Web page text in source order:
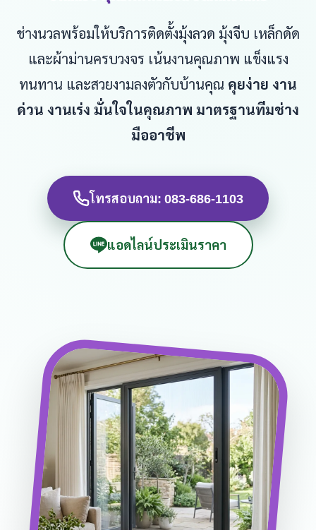
ช่างนวลพร้อมให้บริการติดตั้งมุ้งลวด มุ้งจีบ เหล็กดัด
และผ้าม่านครบวงจร เน้นงานคุณภาพ แข็งแรง
ทนทาน และสวยงามลงตัวกับบ้านคุณ คุยง่าย งาน
ด่วน งานเร่ง มั่นใจในคุณภาพ มาตรฐานทีมช่าง
มืออาชีพ
โทรสอบถาม: 083-686-1103
แอดไลน์ประเมินราคา